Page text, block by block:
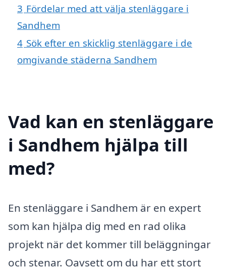
3 Fördelar med att välja stenläggare i
Sandhem
4 Sök efter en skicklig stenläggare i de
omgivande städerna Sandhem
Vad kan en stenläggare
i Sandhem hjälpa till
med?
En stenläggare i Sandhem är en expert
som kan hjälpa dig med en rad olika
projekt när det kommer till beläggningar
och stenar. Oavsett om du har ett stort